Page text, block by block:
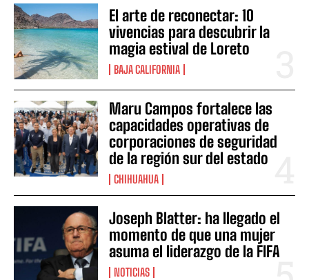
El arte de reconectar: 10
vivencias para descubrir la
magia estival de Loreto
BAJA CALIFORNIA
Maru Campos fortalece las
capacidades operativas de
corporaciones de seguridad
de la región sur del estado
CHIHUAHUA
Joseph Blatter: ha llegado el
momento de que una mujer
asuma el liderazgo de la FIFA
NOTICIAS